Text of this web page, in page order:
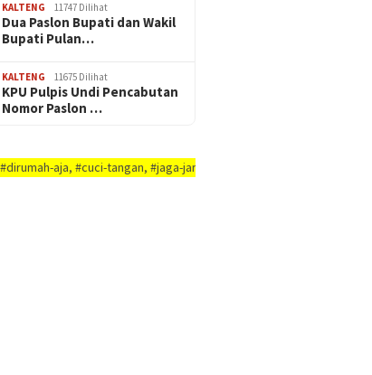
KALTENG 11747 Dilihat
Dua Paslon Bupati dan Wakil
Bupati Pulan…
KALTENG 11675 Dilihat
KPU Pulpis Undi Pencabutan
Nomor Paslon …
aja, #cuci-tangan, #jaga-jarak, #jaga-imunitas-tubuh, #rajin-